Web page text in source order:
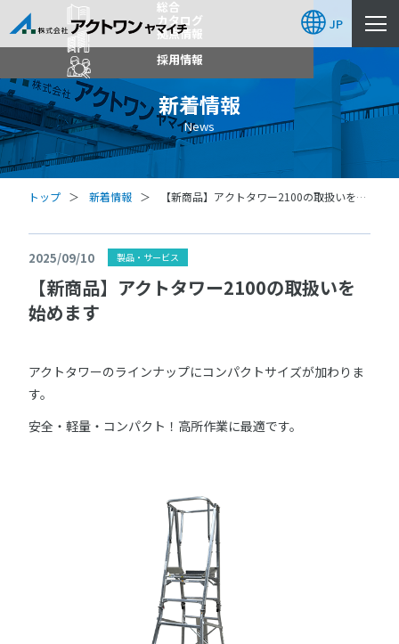
総合
カタログ
拠点情報
採用情報
JP
新着情報
News
トップ 新着情報
【新商品】アクトタワー2100の取扱いを始
2025/09/10 製品・サービス
【新商品】アクトタワー2100の取扱いを
始めます
アクトタワーのラインナップにコンパクトサイズが加わりま
す。
安全・軽量・コンパクト！高所作業に最適です。